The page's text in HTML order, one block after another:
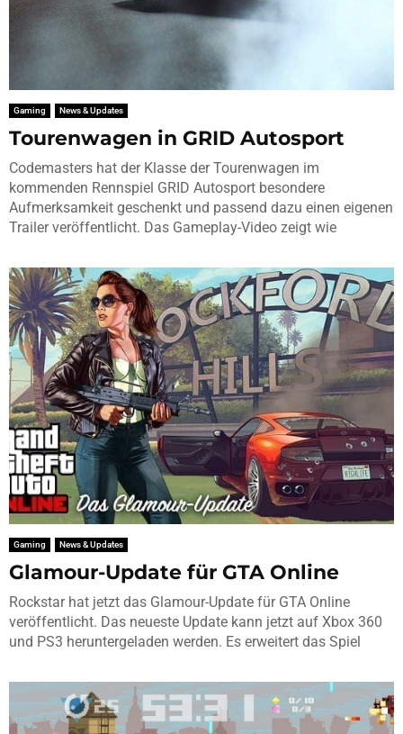
Gaming News & Updates
Tourenwagen in GRID Autosport
Codemasters hat der Klasse der Tourenwagen im
kommenden Rennspiel GRID Autosport besondere
Aufmerksamkeit geschenkt und passend dazu einen eigenen
Trailer veröffentlicht. Das Gameplay-Video zeigt wie
Gaming News & Updates
Glamour-Update für GTA Online
Rockstar hat jetzt das Glamour-Update für GTA Online
veröffentlicht. Das neueste Update kann jetzt auf Xbox 360
und PS3 heruntergeladen werden. Es erweitert das Spiel